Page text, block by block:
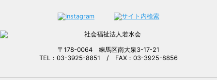
〒178-0064 練馬区南大泉3-17-21
TEL：03-3925-8851 / FAX：03-3925-8856